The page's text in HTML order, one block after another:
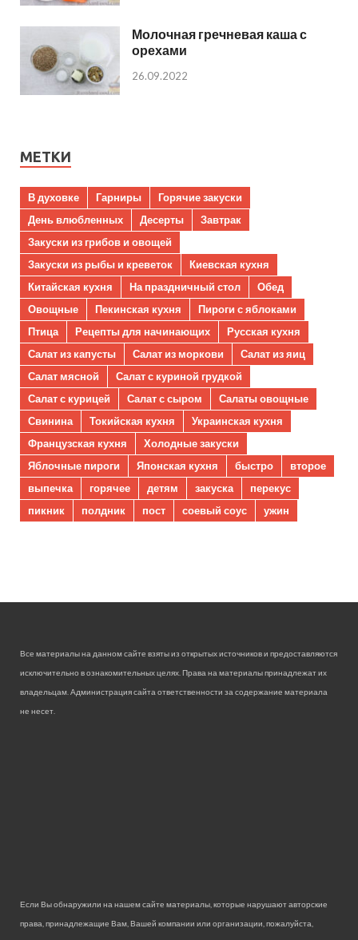
Молочная гречневая каша с
орехами
26.09.2022
МЕТКИ
В духовке Гарниры
Горячие закуски
День влюбленных
Десерты
Завтрак
Закуски из грибов и овощей
Закуски из рыбы и креветок
Киевская кухня
Китайская кухня
На праздничный стол
Обед
Овощные
Пекинская кухня
Пироги с яблоками
Птица
Рецепты для начинающих
Русская кухня
Салат из капусты
Салат из моркови
Салат из яиц
Салат мясной
Салат с куриной грудкой
Салат с курицей
Салат с сыром
Салаты овощные
Свинина
Токийская кухня
Украинская кухня
Французская кухня
Холодные закуски
Яблочные пироги
Японская кухня быстро
второе
выпечка
горячее детям закуска
перекус
пикник
полдник пост соевый соус ужин
Все материалы на данном сайте взяты из открытых источников и предоставляются
исключительно в ознакомительных целях. Права на материалы принадлежат их
владельцам. Администрация сайта ответственности за содержание материала
не несет.
Если Вы обнаружили на нашем сайте материалы, которые нарушают авторские
права, принадлежащие Вам, Вашей компании или организации, пожалуйста,